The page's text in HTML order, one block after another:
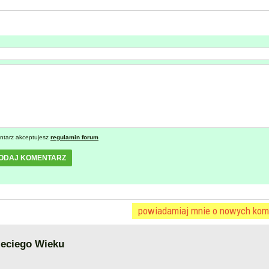
akceptujesz regulamin forum
KOMENTARZ
powiadamiaj mnie o nowych
Wieku